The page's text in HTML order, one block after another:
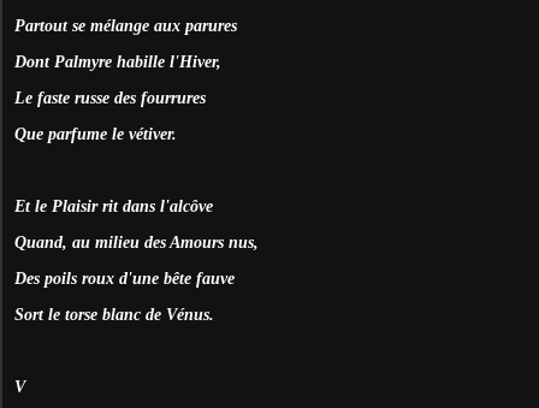
Partout se mélange aux parures
Dont Palmyre habille l'Hiver,
Le faste russe des fourrures
Que parfume le vétiver.
Et le Plaisir rit dans l'alcôve
Quand, au milieu des Amours nus,
Des poils roux d'une bête fauve
Sort le torse blanc de Vénus.
V